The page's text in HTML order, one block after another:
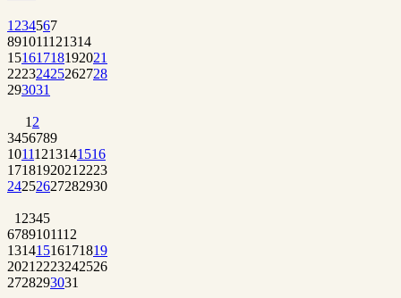
1 234567
891011121314
15161718192021
22232425262728
293031
1 2
3456789
10111213141516
1718192021 2223
24252627282930
1 2345
6789101112
13141516171819
2021 2223242526
2728293031